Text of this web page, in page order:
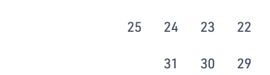
22
23
24
25
29
30
31